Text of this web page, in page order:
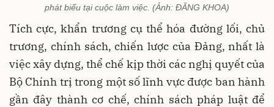
phát biểu tại cuộc làm việc. (Ảnh: ĐĂNG KHOA)
Tích cực, khẩn trương cụ thể hóa đường lối, chủ
trương, chính sách, chiến lược của Đảng, nhất là
việc xây dựng, thể chế kịp thời các nghị quyết của
Bộ Chính trị trong một số lĩnh vực được ban hành
gần đây thành cơ chế, chính sách pháp luật để